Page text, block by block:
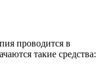
проводится в
такие средства: